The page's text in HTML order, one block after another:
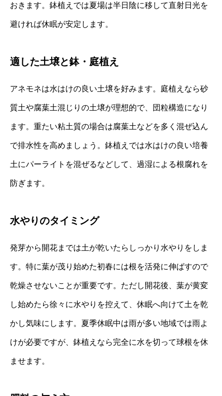
おきます。鉢植えでは夏場は半日陰に移して直射日光を
避ければ休眠が安定します。
適した土壌と鉢・庭植え
アネモネは水はけの良い土壌を好みます。庭植えなら砂
質土や腐葉土混じりの土壌が理想的で、団粒構造になり
ます。重たい粘土質の場合は腐葉土などを多く混ぜ込ん
で排水性を高めましょう。鉢植えでは水はけの良い培養
土にパーライトを混ぜるなどして、過湿による根腐れを
防ぎます。
水やりのタイミング
発芽から開花までは土が乾いたらしっかり水やりをしま
す。特に葉が茂り始めた初春には根を活発に伸ばすので
乾燥させないことが重要です。ただし開花後、葉が黄変
し始めたら徐々に水やりを控えて、休眠へ向けて土を乾
かし気味にします。夏季休眠中は雨が多い地域では雨よ
けが必要ですが、鉢植えなら完全に水を切って球根を休
ませます。